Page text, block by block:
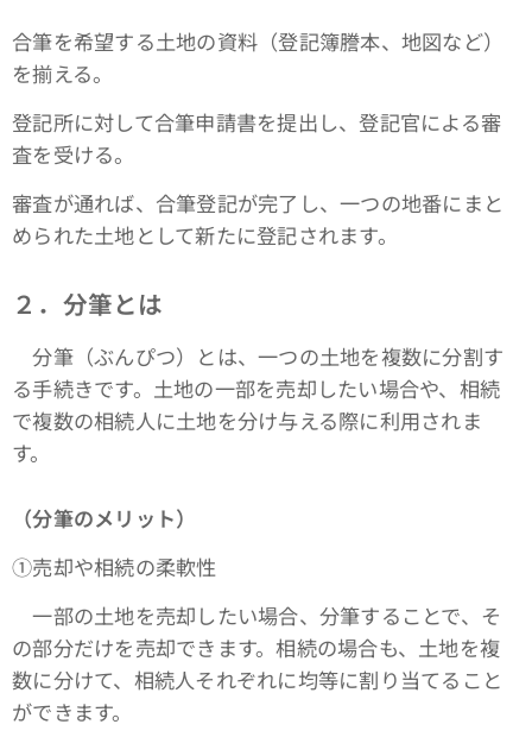
合筆を希望する土地の資料（登記簿謄本、地図など）
を揃える。
登記所に対して合筆申請書を提出し、登記官による審
査を受ける。
審査が通れば、合筆登記が完了し、一つの地番にまと
められた土地として新たに登記されます。
２．分筆とは
分筆（ぶんぴつ）とは、一つの土地を複数に分割す
る手続きです。土地の一部を売却したい場合や、相続
で複数の相続人に土地を分け与える際に利用されま
す。
（分筆のメリット）
①売却や相続の柔軟性
一部の土地を売却したい場合、分筆することで、そ
の部分だけを売却できます。相続の場合も、土地を複
数に分けて、相続人それぞれに均等に割り当てること
ができます。